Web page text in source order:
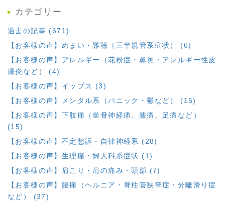
カテゴリー
過去の記事 (671)
【お客様の声】めまい・難聴（三半規管系症状） (6)
【お客様の声】アレルギー（花粉症・鼻炎・アレルギー性皮
膚炎など） (4)
【お客様の声】イップス (3)
【お客様の声】メンタル系（パニック・鬱など） (15)
【お客様の声】下肢痛（坐骨神経痛、膝痛、足痛など）
(15)
【お客様の声】不定愁訴・自律神経系 (28)
【お客様の声】生理痛・婦人科系症状 (1)
【お客様の声】肩こり・肩の痛み・頭部 (7)
【お客様の声】腰痛（ヘルニア・脊柱管狭窄症・分離滑り症
など） (37)